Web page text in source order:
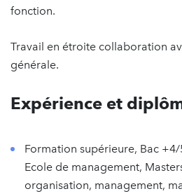
fonction.
Travail en étroite collaboration
générale.
Expérience et
Formation supérieure, Bac
Ecole de management,
organisation, management,